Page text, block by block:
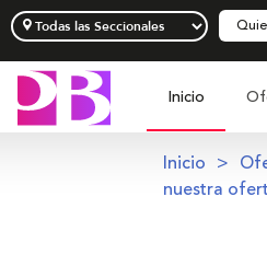
Inicio
Inicio
nuestra